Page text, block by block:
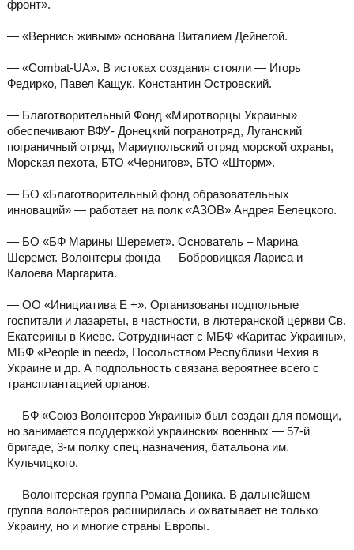
фронт».
— «Вернись живым» основана Виталием Дейнегой.
— «Combat-UA». В истоках создания стояли — Игорь
Федирко, Павел Кащук, Константин Островский.
— Благотворительный Фонд «Миротворцы Украины»
обеспечивают ВФУ- Донецкий погранотряд, Луганский
пограничный отряд, Мариупольский отряд морской охраны,
Морская пехота, БТО «Чернигов», БТО «Шторм».
— БО «Благотворительный фонд образовательных
инноваций» — работает на полк «АЗОВ» Андрея Белецкого.
— БО «БФ Марины Шеремет». Основатель – Марина
Шеремет. Волонтеры фонда — Бобровицкая Лариса и
Калоева Маргарита.
— ОО «Инициатива Е +». Организованы подпольные
госпитали и лазареты, в частности, в лютеранской церкви Св.
Екатерины в Киеве. Сотрудничает с МБФ «Каритас Украины»,
МБФ «People in need», Посольством Республики Чехия в
Украине и др. А подпольность связана вероятнее всего с
трансплантацией органов.
— БФ «Союз Волонтеров Украины» был создан для помощи,
но занимается поддержкой украинских военных — 57-й
бригаде, 3-м полку спец.назначения, батальона им.
Кульчицкого.
— Волонтерская группа Романа Доника. В дальнейшем
группа волонтеров расширилась и охватывает не только
Украину, но и многие страны Европы.